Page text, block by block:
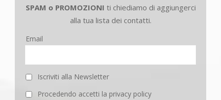
SPAM o PROMOZIONI ti chiediamo di aggiungerci
alla tua lista dei contatti.
Email
Iscriviti alla Newsletter
Procedendo accetti la privacy policy